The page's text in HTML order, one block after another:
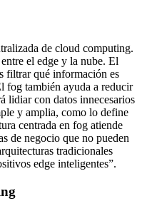
de cloud computing.
el edge y la nube. El
filtrar qué información es
fog también ayuda a reducir
lidiar con datos innecesarios
y amplia, como lo define
centrada en fog atiende
de negocio que no pueden
tradicionales
edge inteligentes”.